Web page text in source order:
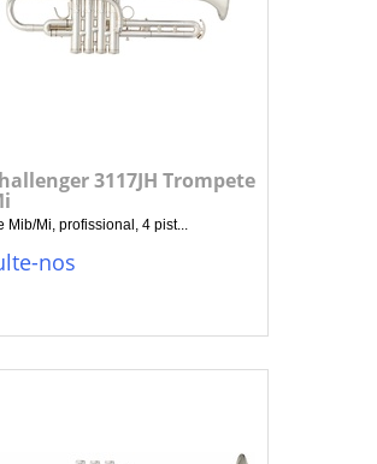
3117JH Trompete
Mib/Mi, profissional, 4 pist...
nos